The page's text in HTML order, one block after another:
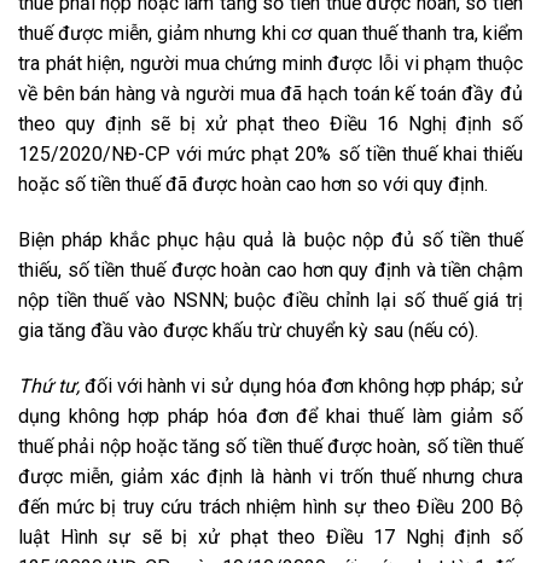
thuế được miễn, giảm nhưng khi cơ quan thuế thanh tra, kiểm
tra phát hiện, người mua chứng minh được lỗi vi phạm thuộc
về bên bán hàng và người mua đã hạch toán kế toán đầy đủ
theo quy định sẽ bị xử phạt theo Điều 16 Nghị định số
125/2020/NĐ-CP với mức phạt 20% số tiền thuế khai thiếu
hoặc số tiền thuế đã được hoàn cao hơn so với quy định.
Biện pháp khắc phục hậu quả là buộc nộp đủ số tiền thuế
thiếu, số tiền thuế được hoàn cao hơn quy định và tiền chậm
nộp tiền thuế vào NSNN; buộc điều chỉnh lại số thuế giá trị
gia tăng đầu vào được khấu trừ chuyển kỳ sau (nếu có).
Thứ tư, đối với hành vi sử dụng hóa đơn không hợp pháp; sử
dụng không hợp pháp hóa đơn để khai thuế làm giảm số
thuế phải nộp hoặc tăng số tiền thuế được hoàn, số tiền thuế
được miễn, giảm xác định là hành vi trốn thuế nhưng chưa
đến mức bị truy cứu trách nhiệm hình sự theo Điều 200 Bộ
luật Hình sự sẽ bị xử phạt theo Điều 17 Nghị định số